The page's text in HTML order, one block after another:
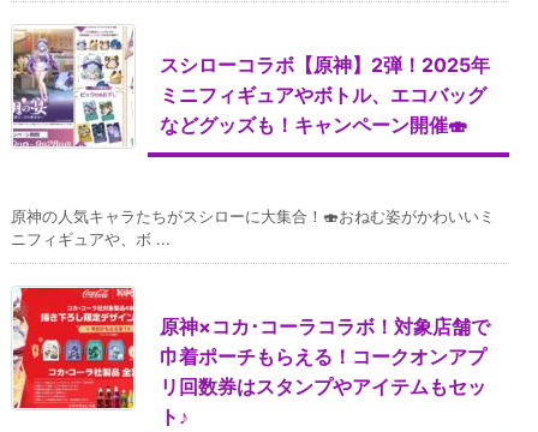
スシローコラボ【原神】2弾！2025年
ミニフィギュアやボトル、エコバッグ
などグッズも！キャンペーン開催🍣
原神の人気キャラたちがスシローに大集合！🍣おねむ姿がかわいいミ
ニフィギュアや、ボ ...
原神×コカ･コーラコラボ！対象店舗で
巾着ポーチもらえる！コークオンアプ
リ回数券はスタンプやアイテムもセッ
ト♪